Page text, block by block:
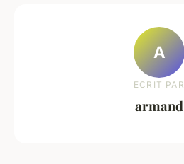
A
ECRIT PAR
armand